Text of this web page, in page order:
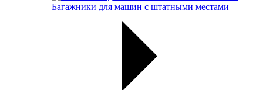
Багажники для машин с штатными местами